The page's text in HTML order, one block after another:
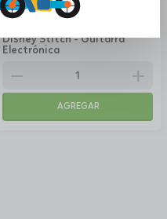
Disney Stitch - Guitarra
Electrónica
$52.99
47.69
remove add
AGREGAR